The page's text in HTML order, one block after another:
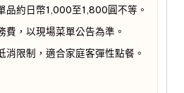
品約日幣1,000至1,800圓不等。
費，以現場菜單公告為準。
消限制，適合家庭客彈性點餐。